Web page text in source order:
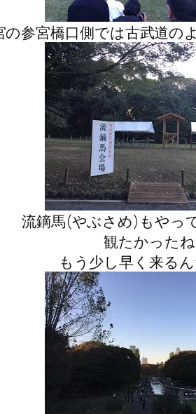
の参宮橋口側では古武道の
流鏑馬(やぶさめ)もやっ
観たかったね
もう少し早く来るん